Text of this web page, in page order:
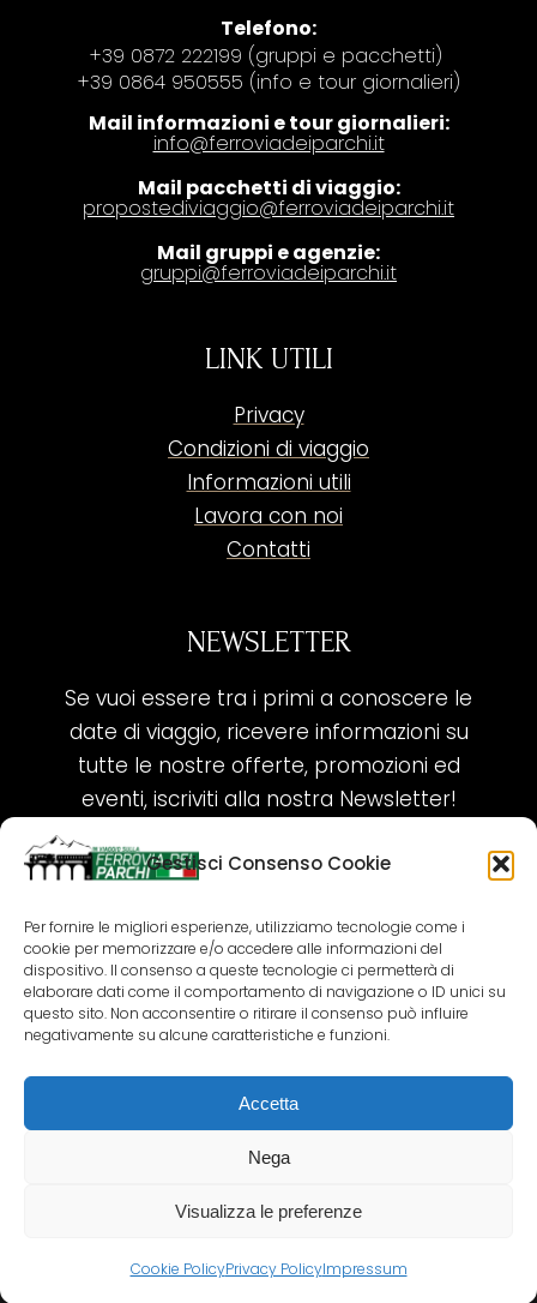
Gestisci Consenso Cookie
Per fornire le migliori esperienze, utilizziamo tecnologie come i
cookie per memorizzare e/o accedere alle informazioni del
dispositivo. Il consenso a queste tecnologie ci permetterà di
elaborare dati come il comportamento di navigazione o ID unici su
questo sito. Non acconsentire o ritirare il consenso può influire
negativamente su alcune caratteristiche e funzioni.
Accetta
Nega
Visualizza le preferenze
Cookie PolicyPrivacy PolicyImpressum
Telefono:
+39 0872 222199 (gruppi e pacchetti)
+39 0864 950555 (info e tour giornalieri)
Mail informazioni e tour giornalieri:
info@ferroviadeiparchi.it
Mail pacchetti di viaggio:
propostediviaggio@ferroviadeiparchi.it
Mail gruppi e agenzie:
gruppi@ferroviadeiparchi.it
LINK UTILI
Privacy
Condizioni di viaggio
Informazioni utili
Lavora con noi
Contatti
NEWSLETTER
Se vuoi essere tra i primi a conoscere le
date di viaggio, ricevere informazioni su
tutte le nostre offerte, promozioni ed
eventi, iscriviti alla nostra Newsletter!
ISCRIVITI ORA!
SEGUICI SUI NOSTRI SOCIAL
COPYRIGHT 2018-2025 PALLENIUM TOURISM
SRL
AGENZIA VIAGGI E TOUR OPERATOR – P.IVA: